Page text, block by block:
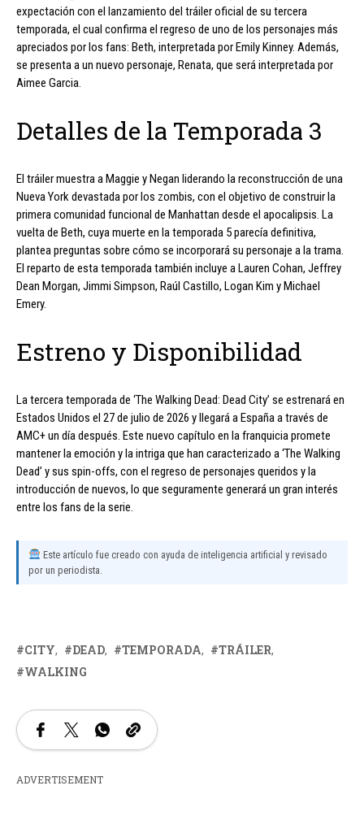
expectación con el lanzamiento del tráiler oficial de su tercera
temporada, el cual confirma el regreso de uno de los personajes más
apreciados por los fans: Beth, interpretada por Emily Kinney. Además,
se presenta a un nuevo personaje, Renata, que será interpretada por
Aimee Garcia.
Detalles de la Temporada 3
El tráiler muestra a Maggie y Negan liderando la reconstrucción de una
Nueva York devastada por los zombis, con el objetivo de construir la
primera comunidad funcional de Manhattan desde el apocalipsis. La
vuelta de Beth, cuya muerte en la temporada 5 parecía definitiva,
plantea preguntas sobre cómo se incorporará su personaje a la trama.
El reparto de esta temporada también incluye a Lauren Cohan, Jeffrey
Dean Morgan, Jimmi Simpson, Raúl Castillo, Logan Kim y Michael
Emery.
Estreno y Disponibilidad
La tercera temporada de ‘The Walking Dead: Dead City’ se estrenará en
Estados Unidos el 27 de julio de 2026 y llegará a España a través de
AMC+ un día después. Este nuevo capítulo en la franquicia promete
mantener la emoción y la intriga que han caracterizado a ‘The Walking
Dead’ y sus spin-offs, con el regreso de personajes queridos y la
introducción de nuevos, lo que seguramente generará un gran interés
entre los fans de la serie.
Este artículo fue creado con ayuda de inteligencia artificial y revisado
por un periodista.
CITY DEAD TEMPORADA
TRÁILER
WALKING
ADVERTISEMENT